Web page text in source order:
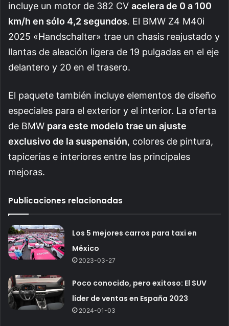
incluye un motor de 382 CV acelera de 0 a 100
km/h en sólo 4,2 segundos. El BMW Z4 M40i
2025 «Handschalter» trae un chasis reajustado y
llantas de aleación ligera de 19 pulgadas en el eje
delantero y 20 en el trasero.
El paquete también incluye elementos de diseño
especiales para el exterior y el interior. La oferta
de BMW para este modelo trae un ajuste
exclusivo de la suspensión, colores de pintura,
tapicerías e interiores entre las principales
mejoras.
Publicaciones relacionadas
Los 5 mejores carros para taxi en
México
2023-03-27
Poco conocido, pero exitoso: El SUV
líder de ventas en España 2023
2024-01-03